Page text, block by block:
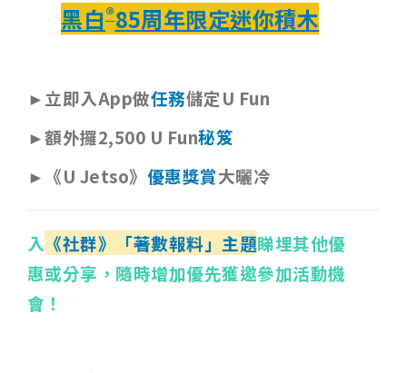
黑白®85周年限定迷你積木
►立即入App做任務儲定U Fun
►額外攞2,500 U Fun秘笈
►《U Jetso》 優惠獎賞大曬冷
入 《社群》「著數報料」主題睇埋其他優
惠或分享，隨時增加優先獲邀參加活動機
會！